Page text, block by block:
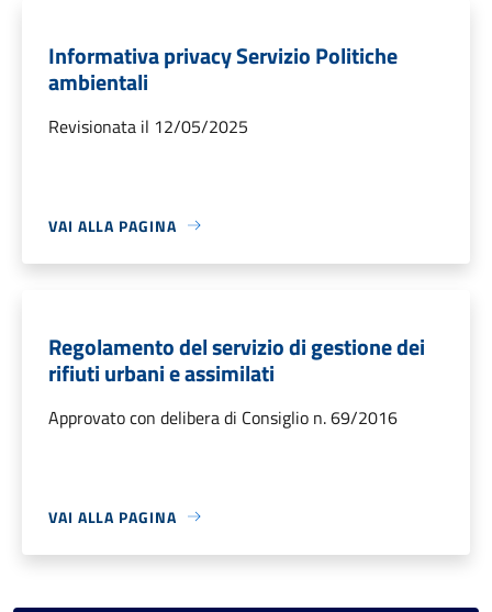
Informativa privacy Servizio Politiche
ambientali
Revisionata il 12/05/2025
VAI ALLA PAGINA
Regolamento del servizio di gestione dei
rifiuti urbani e assimilati
Approvato con delibera di Consiglio n. 69/2016
VAI ALLA PAGINA